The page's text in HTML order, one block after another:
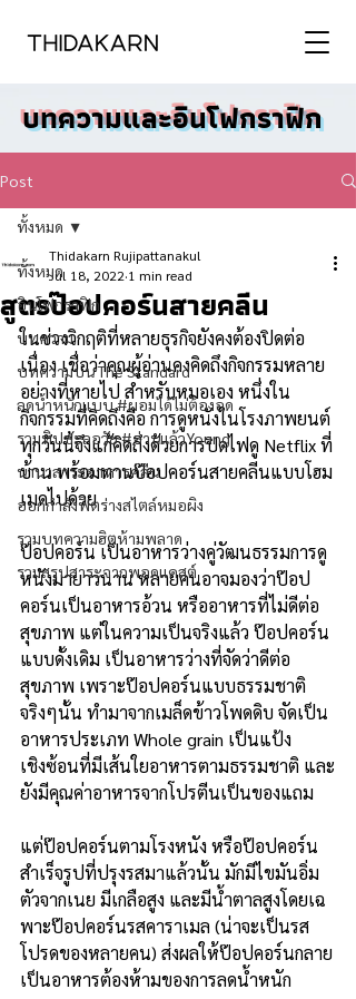
บทความและอินโฟกราฟิก
Post
ทั้งหมด
อินโฟกราฟิก
บทความ
บทความบน The Standard
ลดน้ำหนักแบบ #ผอมได้ไม่ต้องอด
รวมทิปชะลอวัย #อ่านแล้วYoung
นานาสาระอาหารคลีน
ออกกำลังฟิตร่างสไตล์หมอผิง
รวมบทความฮิตห้ามพลาด
รวมสรุปสาระจากพอดแคสต์
ทั้งหมด
สูตรป๊อปคอร์นสายคลีน
Thidakarn Rujipattanakul
Jul 18, 2022 1 min read
ในช่วงวิกฤติที่หลายธุรกิจยังคงต้องปิดต่อ
เนื่อง เชื่อว่าคุณผู้อ่านคงคิดถึงกิจกรรมหลาย
อย่างที่หายไป สำหรับหมอเอง หนึ่งใน
กิจกรรมที่คิดถึงคือ การดูหนังในโรงภาพยนต์
ทุกวันนี้จึงแก้คิดถึงด้วยการปิดไฟดู Netflix ที่
บ้าน พร้อมทานป๊อปคอร์นสายคลีนแบบโฮม
เมดไปด้วย
ป๊อปคอร์น เป็นอาหารว่างคู่วัฒนธรรมการดู
หนังมายาวนาน หลายคนอาจมองว่าป๊อป
คอร์นเป็นอาหารอ้วน หรืออาหารที่ไม่ดีต่อ
สุขภาพ แต่ในความเป็นจริงแล้ว ป๊อปคอร์น
แบบดั้งเดิม เป็นอาหารว่างที่จัดว่าดีต่อ
สุขภาพ เพราะป๊อปคอร์นแบบธรรมชาติ
จริงๆนั้น ทำมาจากเมล็ดข้าวโพดดิบ จัดเป็น
อาหารประเภท Whole grain เป็นแป้ง
เชิงซ้อนที่มีเส้นใยอาหารตามธรรมชาติ และ
ยังมีคุณค่าอาหารจากโปรตีนเป็นของแถม
แต่ป๊อปคอร์นตามโรงหนัง หรือป๊อปคอร์น
สำเร็จรูปที่ปรุงรสมาแล้วนั้น มักมีไขมันอิ่ม
ตัวจากเนย มีเกลือสูง และมีน้ำตาลสูงโดยเฉ
พาะป๊อปคอร์นรสคาราเมล (น่าจะเป็นรส
โปรดของหลายคน) ส่งผลให้ป๊อปคอร์นกลาย
เป็นอาหารต้องห้ามของการลดน้ำหนัก